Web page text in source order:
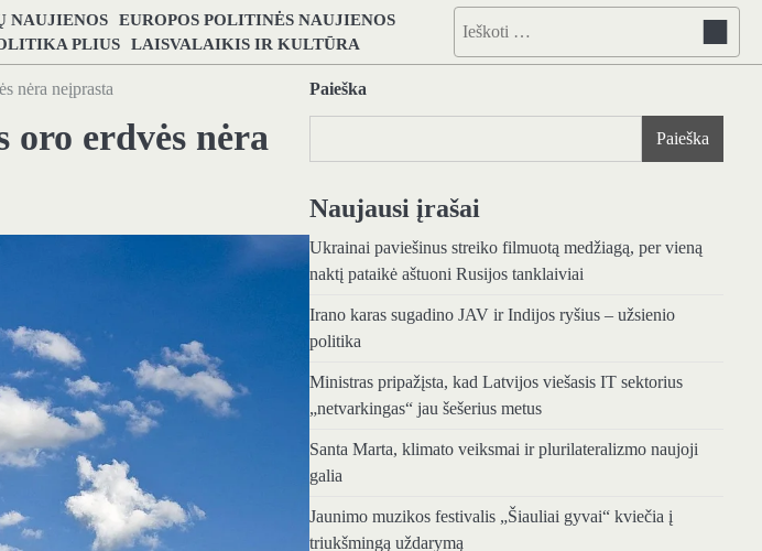
NAUJIENOS EUROPOS POLITINĖS NAUJIENOS
PLIUS LAISVALAIKIS IR KULTŪRA
Ieškoti:
nėra neįprasta
erdvės nėra
Paieška
Paieška
Naujausi įrašai
Ukrainai paviešinus streiko filmuotą medžiagą, per vieną
naktį pataikė aštuoni Rusijos tanklaiviai
Irano karas sugadino JAV ir Indijos ryšius – užsienio
politika
Ministras pripažįsta, kad Latvijos viešasis IT sektorius
„netvarkingas“ jau šešerius metus
Santa Marta, klimato veiksmai ir plurilateralizmo naujoji
galia
Jaunimo muzikos festivalis „Šiauliai gyvai“ kviečia į
triukšmingą uždarymą